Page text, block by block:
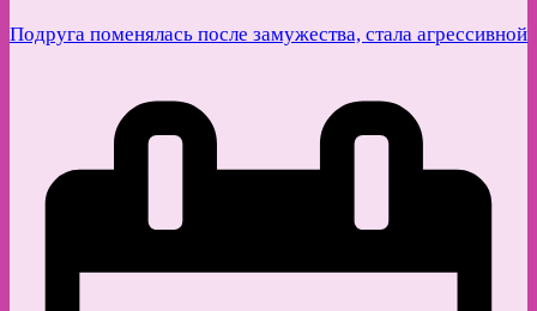
Подруга поменялась после замужества, стала агрессивной